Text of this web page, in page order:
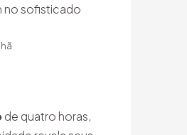
no sofisticado
de quatro horas,